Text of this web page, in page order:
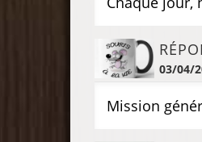
03/04/
Mission